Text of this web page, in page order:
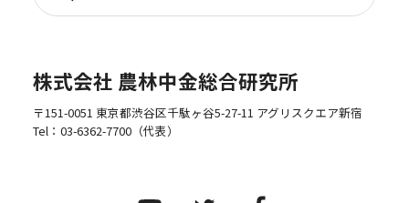
株式会社 農林中金総合研究所
〒151-0051 東京都渋谷区千駄ヶ谷5-27-11 アグリスクエア新宿
Tel： 03-6362-7700（代表）